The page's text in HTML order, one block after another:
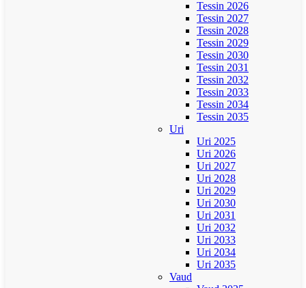
Tessin 2026
Tessin 2027
Tessin 2028
Tessin 2029
Tessin 2030
Tessin 2031
Tessin 2032
Tessin 2033
Tessin 2034
Tessin 2035
Uri
Uri 2025
Uri 2026
Uri 2027
Uri 2028
Uri 2029
Uri 2030
Uri 2031
Uri 2032
Uri 2033
Uri 2034
Uri 2035
Vaud